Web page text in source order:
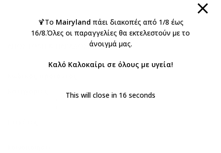
ΑΠΟΣΤΟΛΉ & ΠΑΡΆΔΟΣΗ
BABYWALKER 2026 Αγόρι
Babywalker Size Guide 4, Βάπτιση αγόρι, Βαπτιστικά
🍹Το Mairyland πάει διακοπές από 1/8 έως
16/8.Όλες οι παραγγελίες θα εκτελεστούν με το
άνοιγμά μας.
Καλό Καλοκαίρι σε όλους με υγεία!
This will close in 15 seconds